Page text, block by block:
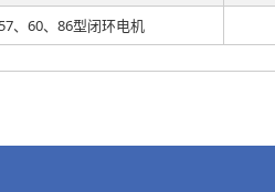
、60、86型闭环电机